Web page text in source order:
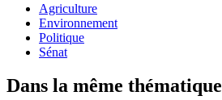
Agriculture
Environnement
Politique
Sénat
Dans la même thématique